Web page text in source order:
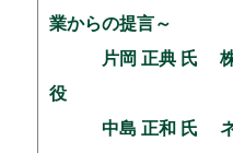
業からの提言～
片岡 正典 氏 株式
役
中島 正和 氏 ネク